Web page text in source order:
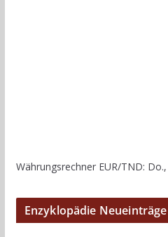
Währungsrechner EUR/TND:
Enzyklopädie Neueinträge